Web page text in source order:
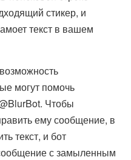
стикер, и
текст в вашем
могут помочь
Чтобы
ему сообщение, в
текст, и бот
с замыленным